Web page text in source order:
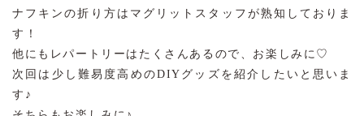
ナフキンの折り方はマグリットスタッフが熟知しておりま
す！
他にもレパートリーはたくさんあるので、お楽しみに♡
次回は少し難易度高めのDIYグッズを紹介したいと思いま
す♪